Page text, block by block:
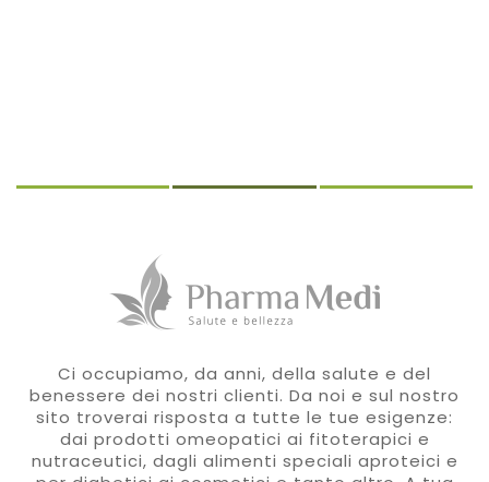
Ci occupiamo, da anni, della salute e del
benessere dei nostri clienti. Da noi e sul nostro
sito troverai risposta a tutte le tue esigenze:
dai prodotti omeopatici ai fitoterapici e
nutraceutici, dagli alimenti speciali aproteici e